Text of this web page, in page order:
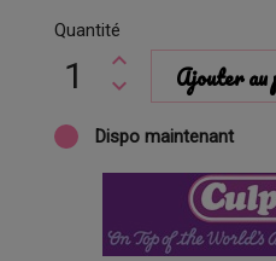
Quantité
Ajouter au
Dispo maintenant